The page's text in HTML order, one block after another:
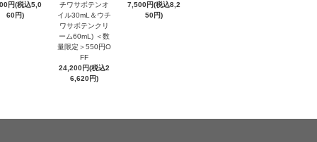
円(税込5,0
60円)
チワサボテンオ
イル30mL＆ウチ
ワサボテンクリ
ーム60mL) ＜数
量限定＞550円O
FF
24,200円(税込2
6,620円)
7,500円(税込8,2
50円)